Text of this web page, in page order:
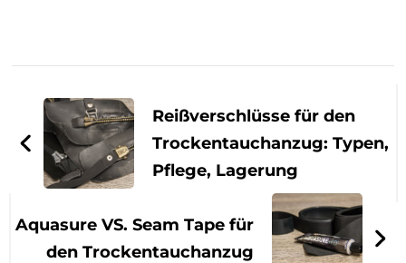
Reißverschlüsse für den
Trockentauchanzug: Typen,
Pflege, Lagerung
Aquasure VS. Seam Tape für
den Trockentauchanzug